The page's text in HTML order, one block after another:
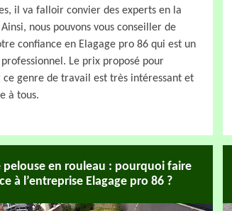
il va falloir convier des experts en la
nous pouvons vous conseiller de
confiance en Elagage pro 86 qui est un
Le prix proposé pour
ce genre de travail est très intéressant et
à tous.
pelouse en rouleau : pourquoi faire
à l’entreprise Elagage pro 86 ?